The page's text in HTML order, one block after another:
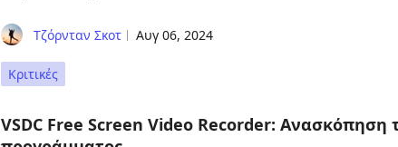
Τζόρνταν Σκοτ Αυγ 06, 2024
Κριτικές
VSDC Free Screen Video Recorder: